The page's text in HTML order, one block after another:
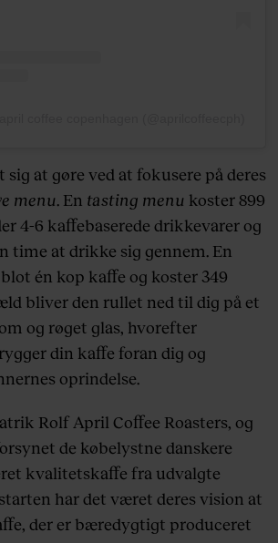
at gøre ved at fokusere på deres
menu. En tasting menu koster 899
4-6 kaffebaserede drikkevarer og
time at drikke sig gennem. En
én kop kaffe og koster 349
bliver den rullet ned til dig på et
og røget glas, hvorefter
din kaffe foran dig og
oprindelse.
Rolf April Coffee Roasters, og
de købelystne danskere
kvalitetskaffe fra udvalgte
har det været deres vision at
der er bæredygtigt produceret